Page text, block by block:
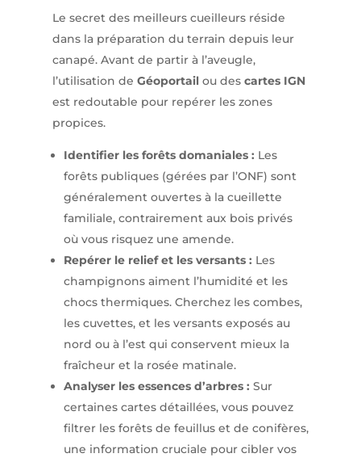
Le secret des meilleurs cueilleurs réside
dans la préparation du terrain depuis leur
canapé. Avant de partir à l’aveugle,
l’utilisation de Géoportailou des cartes IGN
est redoutable pour repérer les zones
propices.
Identifier les forêts domaniales : Les
forêts publiques (gérées par l’ONF) sont
généralement ouvertes à la cueillette
familiale, contrairement aux bois privés
où vous risquez une amende.
Repérer le relief et les versants : Les
champignons aiment l’humidité et les
chocs thermiques. Cherchez les combes,
les cuvettes, et les versants exposés au
nord ou à l’est qui conservent mieux la
fraîcheur et la rosée matinale.
Analyser les essences d’arbres : Sur
certaines cartes détaillées, vous pouvez
filtrer les forêts de feuillus et de conifères,
une information cruciale pour cibler vos